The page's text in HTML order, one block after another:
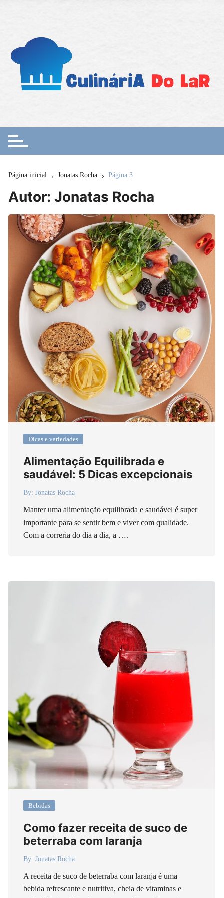
conteúdo
Página inicial Jonatas Rocha Página 3
Autor:Jonatas Rocha
Dicas e variedades
Alimentação Equilibrada e
saudável: 5 Dicas excepcionais
By: Jonatas Rocha
Manter uma alimentação equilibrada e saudável é super
importante para se sentir bem e viver com qualidade.
Com a correria do dia a dia, a ….
Bebidas
Como fazer receita de suco de
beterraba com laranja
By: Jonatas Rocha
A receita de suco de beterraba com laranja é uma
bebida refrescante e nutritiva, cheia de vitaminas e